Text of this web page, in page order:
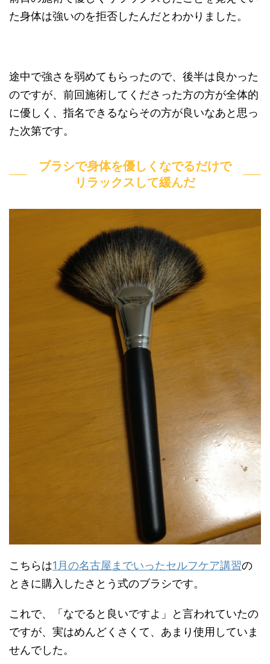
た身体は強いのを拒否したんだとわかりました。
途中で強さを弱めてもらったので、後半は良かった
のですが、前回施術してくださった方の方が全体的
に優しく、指名できるならその方が良いなあと思っ
た次第です。
ブラシで身体を優しくなでるだけで
リラックスして緩んだ
こちらは1月の名古屋までいったセルフケア講習の
ときに購入したさとう式のブラシです。
これで、「なでると良いですよ」と言われていたの
ですが、実はめんどくさくて、あまり使用していま
せんでした。